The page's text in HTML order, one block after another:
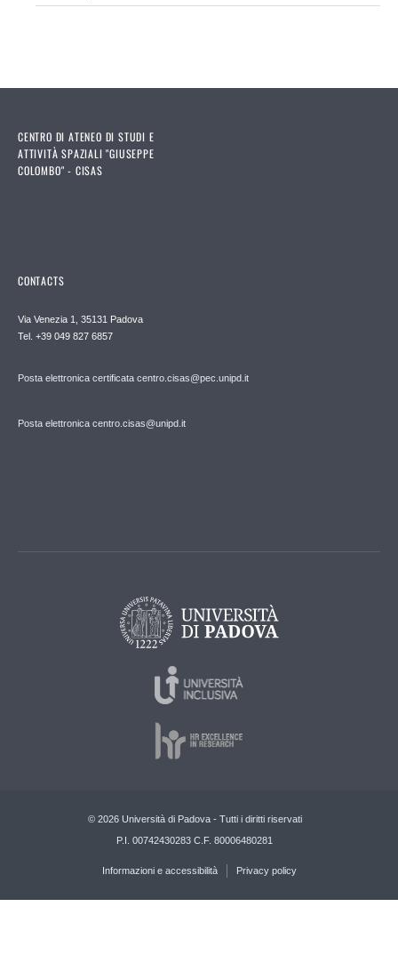
CENTRO DI ATENEO DI STUDI E
ATTIVITÀ SPAZIALI "GIUSEPPE
COLOMBO" - CISAS
CONTACTS
Via Venezia 1, 35131 Padova
Tel. +39 049 827 6857
Posta elettronica certificata centro.cisas@pec.unipd.it
Posta elettronica centro.cisas@unipd.it
© 2026 Università di Padova - Tutti i diritti riservati
P.I. 00742430283 C.F. 80006480281
Informazioni e accessibilità Privacy policy